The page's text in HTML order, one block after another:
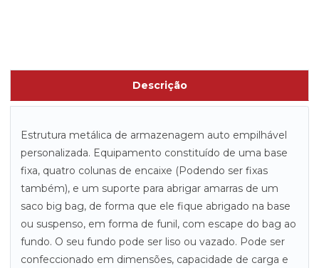
Descrição
Estrutura metálica de armazenagem auto empilhável
personalizada. Equipamento constituído de uma base
fixa, quatro colunas de encaixe (Podendo ser fixas
também), e um suporte para abrigar amarras de um
saco big bag, de forma que ele fique abrigado na base
ou suspenso, em forma de funil, com escape do bag ao
fundo. O seu fundo pode ser liso ou vazado. Pode ser
confeccionado em dimensões, capacidade de carga e